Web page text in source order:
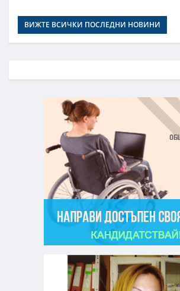
ВИЖТЕ ВСИЧКИ ПОСЛЕДНИ НОВИНИ